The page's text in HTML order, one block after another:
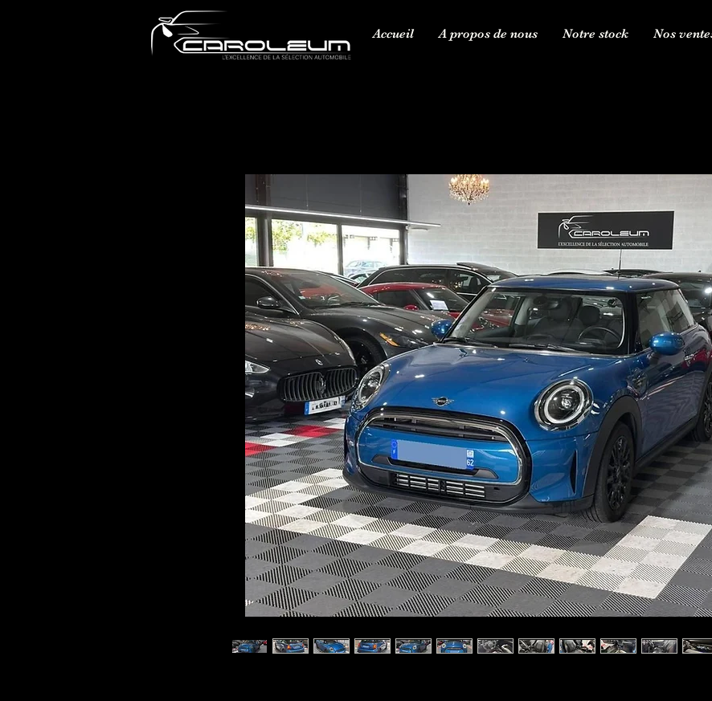
Accueil A propos de nous Notre stock Nos